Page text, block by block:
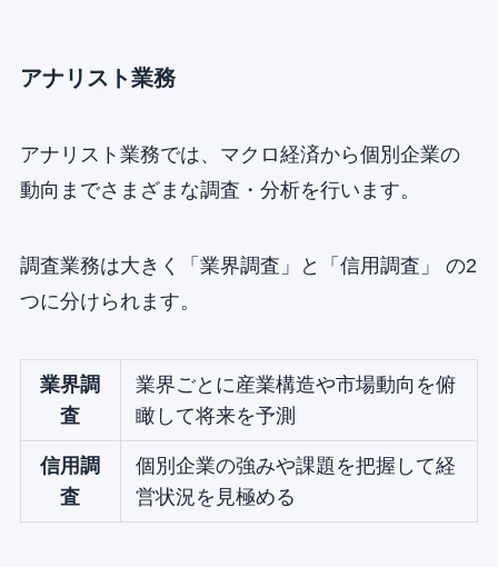
アナリスト業務
アナリスト業務では、マクロ経済から個別企業の
動向までさまざまな調査・分析を行います。
調査業務は大きく「業界調査」と「信用調査」 の2
つに分けられます。
業界調
査
業界ごとに産業構造や市場動向を俯
瞰して将来を予測
信用調
査
個別企業の強みや課題を把握して経
営状況を見極める